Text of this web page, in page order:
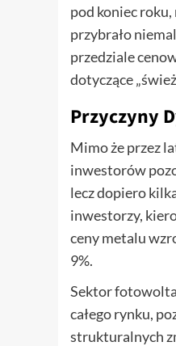
pod koniec
przybrało
przedziale
dotyczące
Przyczyny
Mimo że przez
inwestorów
lecz dopiero
inwestorzy,
ceny metalu
9%.
Sektor
całego rynku,
strukturalnych